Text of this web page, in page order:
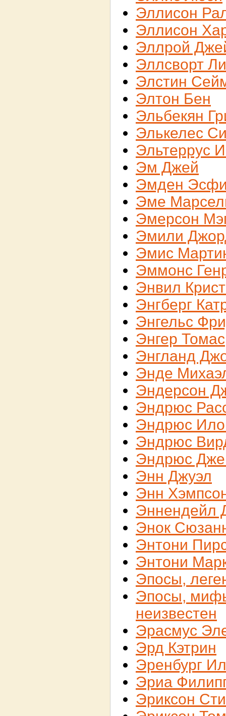
Эллисон
Эллисон
Эллрой
Эллсворт
Элстин
Элтон Бен
Эльбекян
Элькелес
Эльтеррус
Эм Джей
Эмден
Эме
Эмерсон
Эмили
Эмис
Эммонс
Энвил
Энгберг
Энгельс
Энгер Томас
Энгланд
Энде
Эндерсон
Эндрюс
Эндрюс
Эндрюс
Эндрюс
Энн Джуэл
Энн
Эннендейл
Энок
Энтони
Энтони
Эпосы,
Эпосы,
неизвестен
Эрасмус
Эрд Кэтрин
Эренбург
Эриа
Эриксон